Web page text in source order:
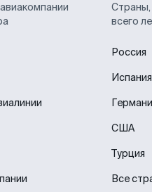
всего
Россия
Испания
США
Турция
Все